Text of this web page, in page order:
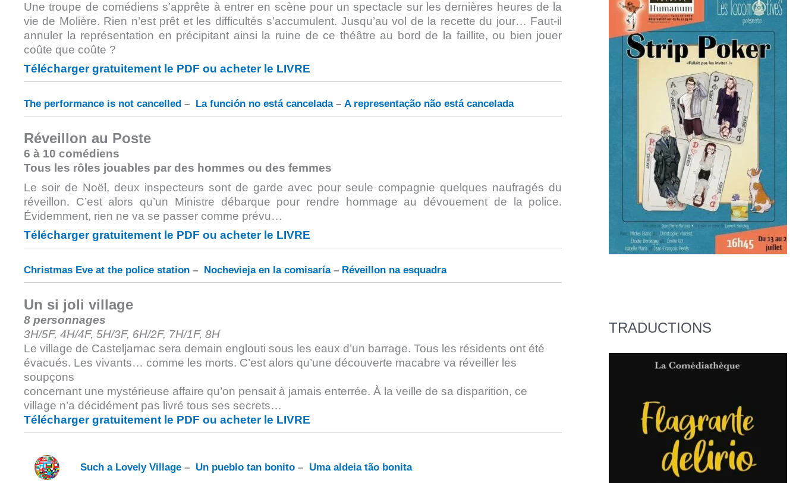
Une troupe de comédiens s’apprête à entrer en scène pour un spectacle sur les dernières heures de la
vie de Molière. Rien n’est prêt et les difficultés s’accumulent. Jusqu’au vol de la recette du jour… Faut-il
annuler la représentation en précipitant ainsi la ruine de ce théâtre au bord de la faillite, ou bien jouer
coûte que coûte ?
Télécharger gratuitement le PDF ou acheter le LIVRE
The performance is not cancelled – La función no está cancelada– A representação não está cancelada
Réveillon au Poste
6 à 10 comédiens
Tous les rôles jouables par des hommes ou des femmes
Le soir de Noël, deux inspecteurs sont de garde avec pour seule compagnie quelques naufragés du
réveillon. C’est alors qu’un Ministre débarque pour rendre hommage au dévouement de la police.
Évidemment, rien ne va se passer comme prévu…
Télécharger gratuitement le PDF ou acheter le LIVRE
Christmas Eve at the police station – Nochevieja en la comisaría– Réveillon na esquadra
Un si joli village
8 personnages
3H/5F, 4H/4F, 5H/3F, 6H/2F, 7H/1F, 8H
Le village de Casteljarnac sera demain englouti sous les eaux d’un barrage. Tous les résidents ont été
évacués. Les vivants… comme les morts. C’est alors qu’une découverte macabre va réveiller les
soupçons
concernant une mystérieuse affaire qu’on pensait à jamais enterrée. À la veille de sa disparition, ce
village n’a décidément pas livré tous ses secrets…
Télécharger gratuitement le PDF ou acheter le LIVRE
Such a Lovely Village – Un pueblo tan bonito – Uma aldeia tão bonita
TRADUCTIONS